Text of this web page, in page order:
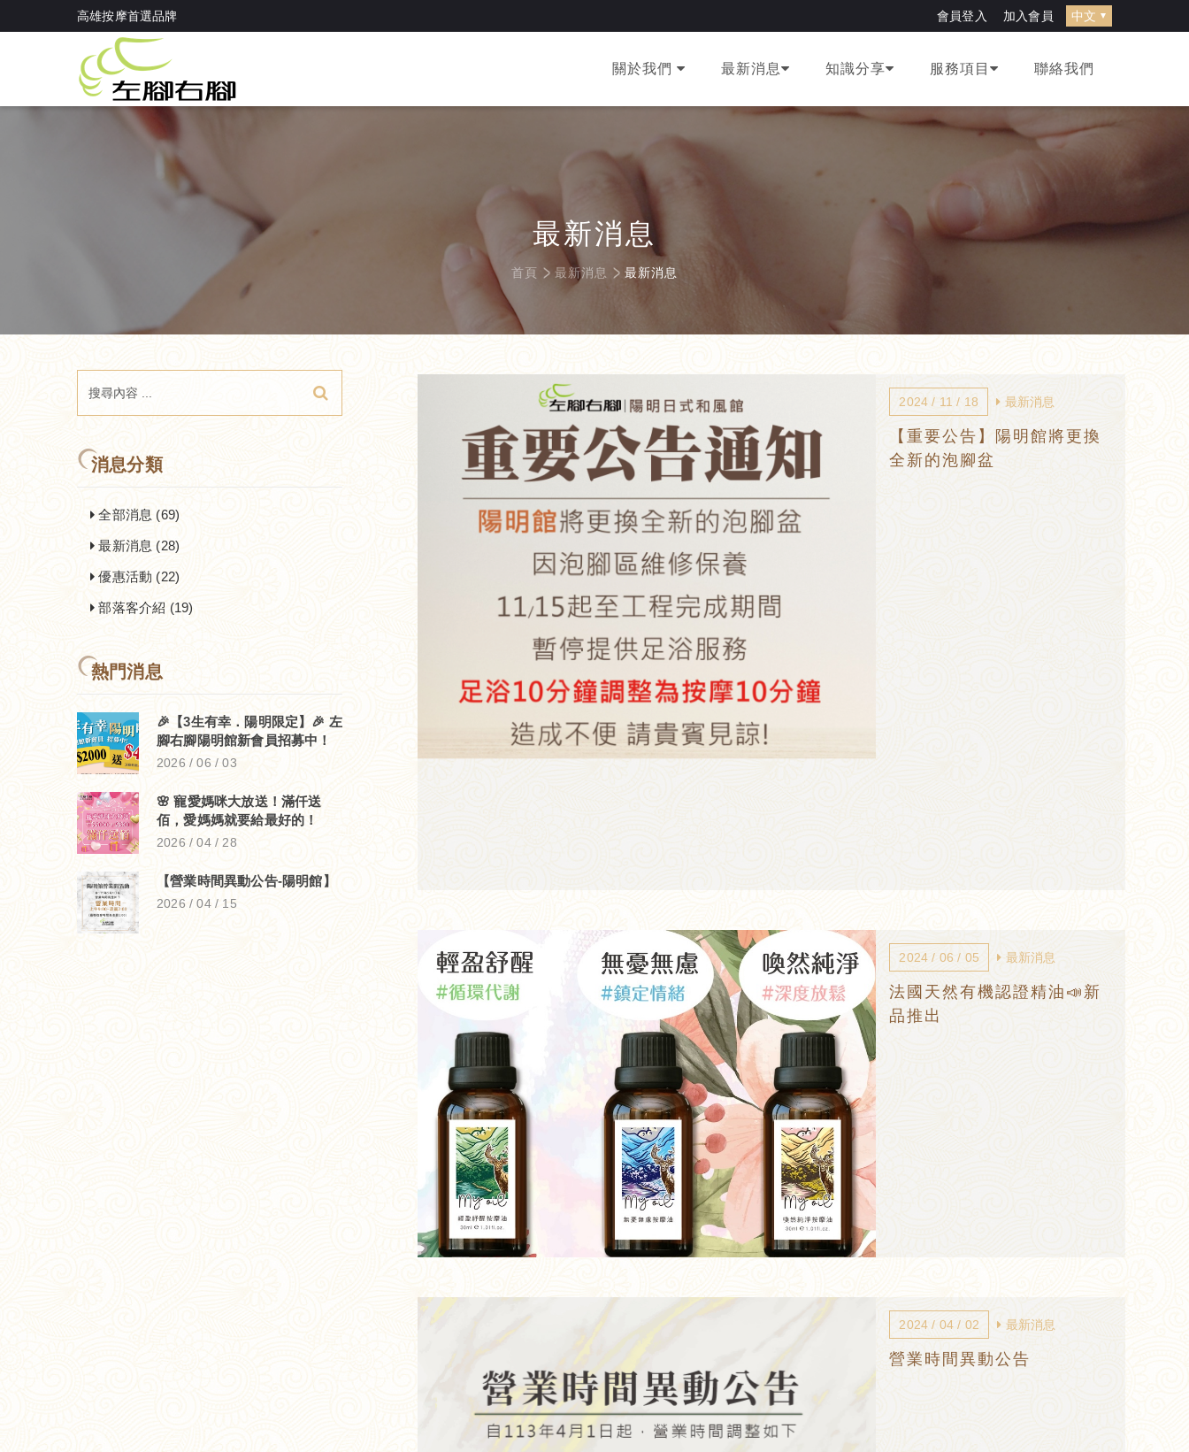
<!-- Google Tag Manager (noscript) --> <noscript><iframe src="https://www.googletagmanager.com/ns.html?id=GTM-T4B8KWC4" height="0" width="0" style="display:none;visibility:hidden"></iframe>
</noscript> <!-- End Google Tag Manager (noscript) -->
高雄按摩首選品牌 會員登入 加入會員
關於我們 最新消息 知識分享 服務項目 聯絡我們
最新消息
首頁 最新消息 最新消息
2024 / 11 / 18 最新消息
【重要公告】陽明館將更換
全新的泡腳盆
2024 / 06 / 05 最新消息
法國天然有機認證精油📣新
品推出
2024 / 04 / 02 最新消息
營業時間異動公告
消息分類
全部消息 (69)
最新消息 (28)
優惠活動 (22)
部落客介紹 (19)
熱門消息
🎉【3生有幸．陽明限定】🎉 左
腳右腳陽明館新會員招募中！
2026 / 06 / 03
🌸 寵愛媽咪大放送！滿仟送
佰，愛媽媽就要給最好的！
2026 / 04 / 28
【營業時間異動公告-陽明館】
2026 / 04 / 15